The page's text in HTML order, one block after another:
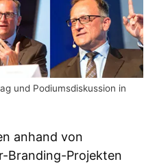
und Podiumsdiskussion in
anhand von
Branding-Projekten